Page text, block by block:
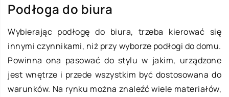
Podłoga do biura
Wybierając podłogę do biura, trzeba kierować się
innymi czynnikami, niż przy wyborze podłogi do domu.
Powinna ona pasować do stylu w jakim, urządzone
jest wnętrze i przede wszystkim być dostosowana do
warunków. Na rynku można znaleźć wiele materiałów,